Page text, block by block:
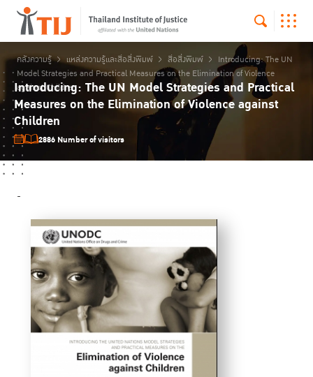
คลังความรู้ แหล่งความรู้และสื่อสิ่งพิมพ์ สื่อสิ่งพิมพ์
Introducing: The UN
Model Strategies and Practical Measures on the Elimination of Violence
against Children
Introducing: The UN Model Strategies and Practical
Measures on the Elimination of Violence against
Children
2886 Number of visitors
-